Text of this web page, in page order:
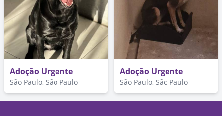
Adoção Urgente
São Paulo, São Paulo
Adoção Urgente
São Paulo, São Paulo